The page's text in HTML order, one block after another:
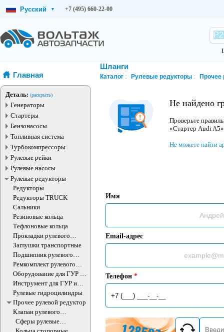
Русский ▾ +7 (495) 660-22-00
Главная
Деталь: (раскрыть)
Генераторы
Стартеры
Бензонасосы
Топливная система
Турбокомпрессоры
Рулевые рейки
Рулевые насосы
Рулевые редукторы
Редукторы
Редукторы TRUCK
Сальники
Резиновые кольца
Тефлоновые кольца
Прокладки рулевого
редуктора
Заглушки транспортные
Подшипник рулевого
агрегата
Ремкомплект рулевого
редуктора
Оборудование для ГУР и
ЭУР
Инструмент для ГУР и
ЭУР
Рулевые гидроцилиндры
Прочее рулевой редуктор
Клапан рулевого
гидроцилиндра
Сферы рулевые
редукторы
Шланги
Каталог Рулевые редукторы Прочее
Не найдено
Проверьте
«Стартер Audi
Не можете найти
Имя
Email-адрес
Телефон *